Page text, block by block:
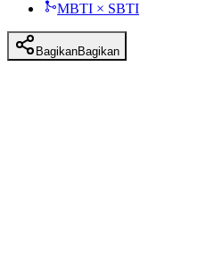
MBTI × SBTI
BagikanBagikan